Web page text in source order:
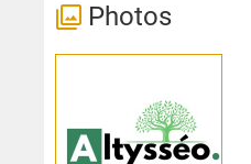
Photos